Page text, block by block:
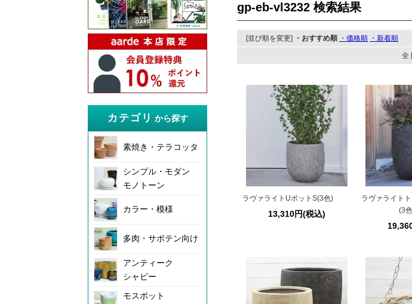
カテゴリ から探す
素焼き・テラコッタ
シンプル・モダン
モノトーン
カラー・模様
多肉・サボテン向け
アンティーク
シャビー
モスポット
gp-eb-vl3232 検索結果
[並び順を変更] ・おすすめ順 ・価格順 ・新着順
全
ラヴァライトUポットS(3色)
13,310円(税込)
ラヴァライト
(3